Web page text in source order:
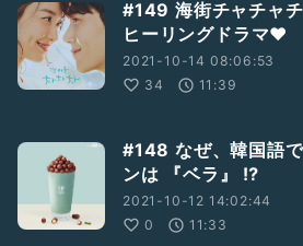
#149 海街チャチャ
ヒーリングドラマ❤️
2021-10-14 08:06:53
34
11:39
#148 なぜ、韓国語
ンは 『ベラ』 ⁉︎
2021-10-12 14:02:44
0
11:33